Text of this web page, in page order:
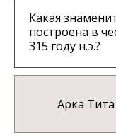
Какая
построена в
315 году н.э.?
Арка Тита